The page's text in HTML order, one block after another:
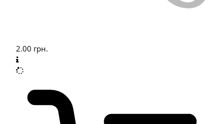
2.00 грн.